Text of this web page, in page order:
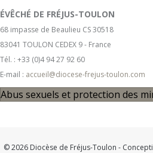
ÉVÊCHÉ DE FRÉJUS-TOULON
68 impasse de Beaulieu CS 30518
83041 TOULON CEDEX 9 - France
Tél. : +33 (0)4 94 27 92 60
E-mail : accueil@diocese-frejus-toulon.com
Abus sexuels et protection des
© 2026 Diocèse de Fréjus-Toulon -